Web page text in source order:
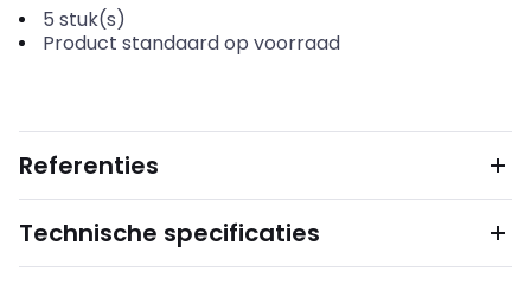
5 stuk(s)
Product standaard op voorraad
Referenties
Technische specificaties